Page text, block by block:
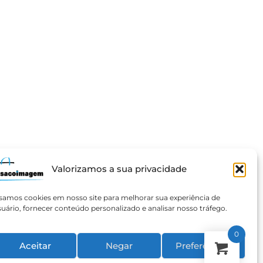
Valorizamos a sua privacidade
cookies em nosso site para melhorar sua experiência de
fornecer conteúdo personalizado e analisar nosso tráfego.
Aceitar Negar Preferências
0